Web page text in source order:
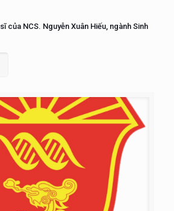
của NCS. Nguyễn Xuân Hiếu, ngành Sinh